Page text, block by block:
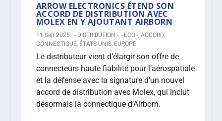
ARROW ELECTRONICS ÉTEND SON
ACCORD DE DISTRIBUTION AVEC
MOLEX EN Y AJOUTANT AIRBORN
11 Sep 2025| - DISTRIBUTION -, - ÉCO -, ACCORD,
CONNECTIQUE, ÉTATS-UNIS, EUROPE
Le distributeur vient d’élargir son offre de
connecteurs haute fiabilité pour l’aérospatiale
et la défense avec la signature d’un nouvel
accord de distribution avec Molex, qui inclut
désormais la connectique d’Airborn.